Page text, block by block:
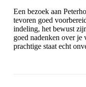
Een bezoek aan
tevoren goed
indeling, het bewust
goed nadenken over
prachtige staat echt